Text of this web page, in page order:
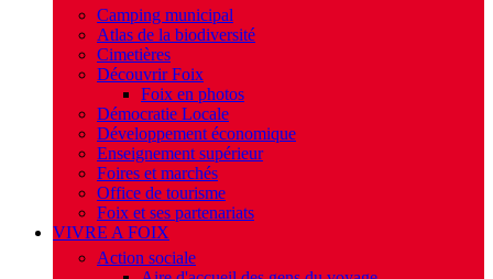
Camping municipal
Atlas de la biodiversité
Cimetières
Découvrir Foix
Foix en photos
Démocratie Locale
Développement économique
Enseignement supérieur
Foires et marchés
Office de tourisme
Foix et ses partenariats
VIVRE A FOIX
Action sociale